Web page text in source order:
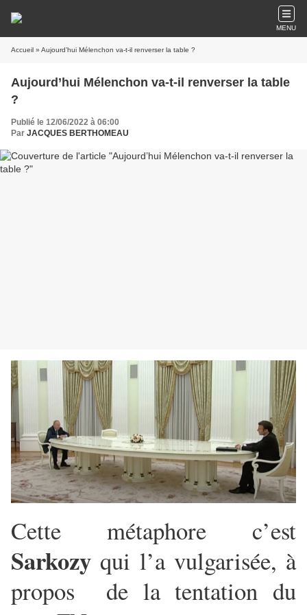
MENU
Accueil » Aujourd’hui Mélenchon va-t-il renverser la table ?
Aujourd’hui Mélenchon va-t-il renverser la table
?
Publié le 12/06/2022 à 06:00
Par JACQUES BERTHOMEAU
Cette métaphore c’est
Sarkozy qui l’a vulgarisée, à
propos de la tentation du